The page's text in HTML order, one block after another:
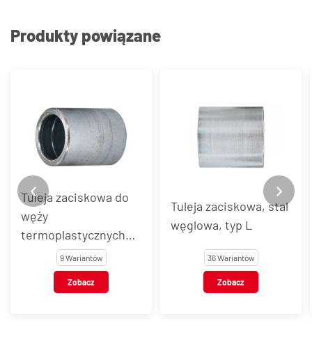
Produkty powiązane
Tuleja zaciskowa do
węży
termoplastycznych
R7, 1SC, stal węglowa,
typ MC-BP7
9 Wariantów
Zobacz
Tuleja zaciskowa, stal
węglowa, typ L
36 Wariantów
Zobacz